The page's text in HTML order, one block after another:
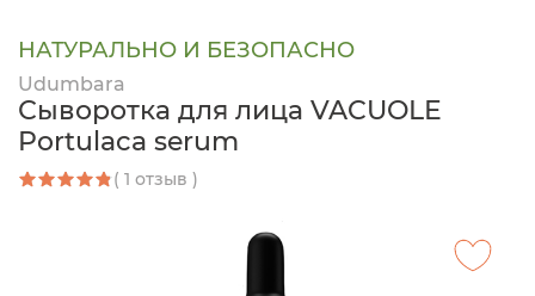
НАТУРАЛЬНО И БЕЗОПАСНО
Udumbara
Сыворотка для лица VACUOLE
Portulaca serum
( 1 отзыв )